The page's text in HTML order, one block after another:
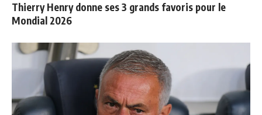
Thierry Henry donne ses 3 grands favoris pour le
Mondial 2026